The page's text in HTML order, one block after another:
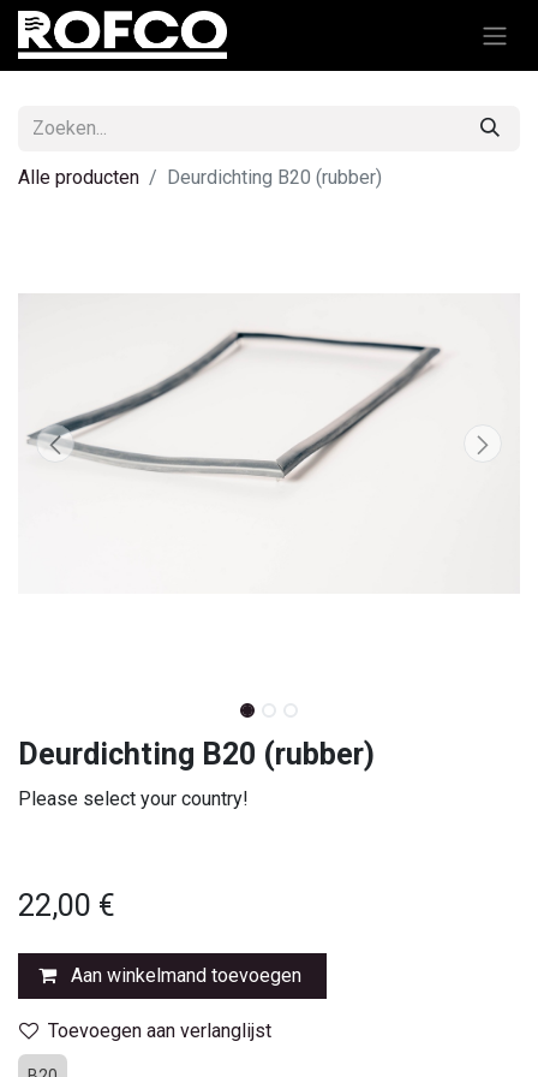
Alle producten Deurdichting B20 (rubber)
Deurdichting B20 (rubber)
Please select your country!
22,00 €
Aan winkelmand toevoegen
Toevoegen aan verlanglijst